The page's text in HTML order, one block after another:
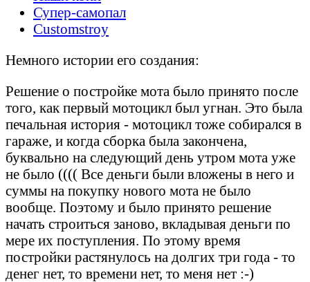
Супер-самопал
Customstroy
Немного истории его создания:
Решение о постройке мота было принято после
того, как первый мотоцикл был угнан. Это была
печальная история - мотоцикл тоже собирался в
гараже, и когда сборка была закончена,
буквально на следующий день утром мота уже
не было (((( Все деньги были вложены в него и
суммы на покупку нового мота не было
вообще. Поэтому и было принято решение
начать строиться заново, вкладывая деньги по
мере их поступления. По этому время
постройки растянулось на долгих три года - то
денег нет, то времени нет, то меня нет :-)